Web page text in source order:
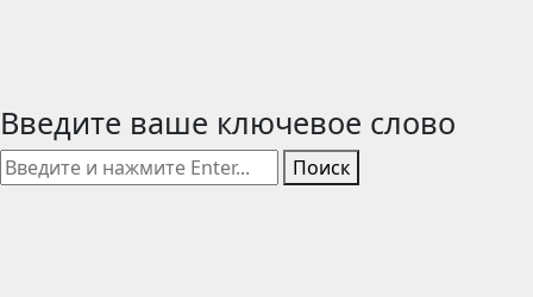
Введите ваше ключевое слово
Поиск